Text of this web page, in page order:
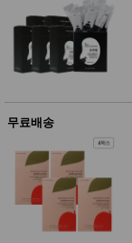
건조식
품
농산품
유 놀이방
드(칠
조형물
DIY
유아 이
유식
아기띠/
외출용
무료배송